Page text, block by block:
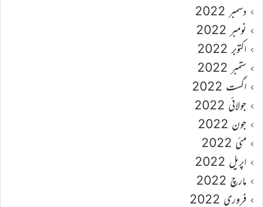
دسمبر 2022
نومبر 2022
اکتوبر 2022
ستمبر 2022
اگست 2022
جولائی 2022
جون 2022
مئی 2022
اپریل 2022
مارچ 2022
فروری 2022